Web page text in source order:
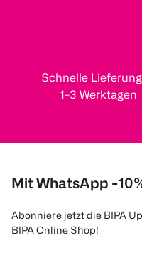
Schnelle
1-3 Werktagen
Mit WhatsApp -
Abonniere jetzt die BIPA
BIPA Online Shop!